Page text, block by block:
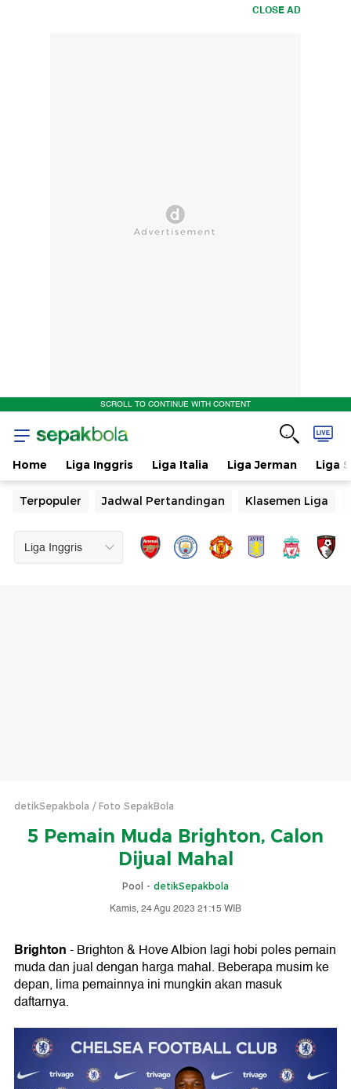
CLOSE AD
SCROLL TO CONTINUE WITH CONTENT
Home Liga Inggris Liga Italia Liga Jerman Liga
Terpopuler Jadwal Pertandingan Klasemen Liga
detikSepakbola Foto SepakBola
5 Pemain Muda Brighton, Calon
Dijual Mahal
Pool - detikSepakbola
Kamis, 24 Agu 2023 21:15 WIB
Brighton- Brighton & Hove Albion lagi hobi poles pemain
muda dan jual dengan harga mahal. Beberapa musim ke
depan, lima pemainnya ini mungkin akan masuk
daftarnya.